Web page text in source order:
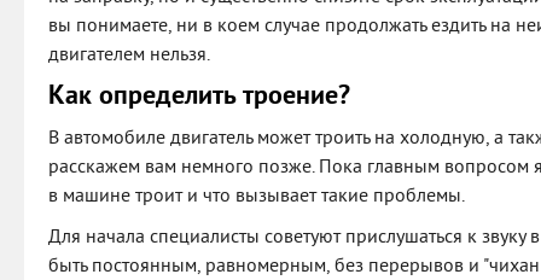
вы понимаете, ни в коем случае продолжать ездить на
двигателем нельзя.
Как определить троение?
В автомобиле двигатель может троить на холодную, а
расскажем вам немного позже. Пока главным вопросом
в машине троит и что вызывает такие проблемы.
Для начала специалисты советуют прислушаться к
быть постоянным, равномерным, без перерывов и